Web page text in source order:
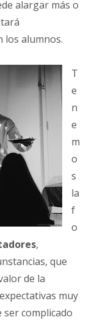
alargar más o
los alumnos.
T
e
n
e
m
o
s
la
f
o
,
que
de la
muy
complicado